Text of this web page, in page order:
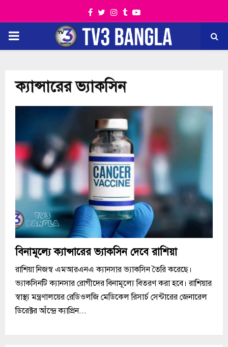
Facebook
TwitterInstagram
TumblrYoutube
PRIMARY
ক্যান্সারের ভ্যাকসিন
বিনামূল্যে ক্যান্সারের ভ্যাকসিন দেবে রাশিয়া
রাশিয়া নিজস্ব এমআরএনএ ক্যানসার ভ্যাকসিন তৈরি করেছে।
ভ্যাকসিনটি ক্যানসার রোগীদের বিনামূল্যে বিতরণ করা হবে। রাশিয়ার
স্বাস্থ্য মন্ত্রণালয়ের রেডিওলজি মেডিকেল রিসার্চ সেন্টারের জেনারেল
ডিরেক্টর আঁন্দ্রে ক্যাপ্রিন...